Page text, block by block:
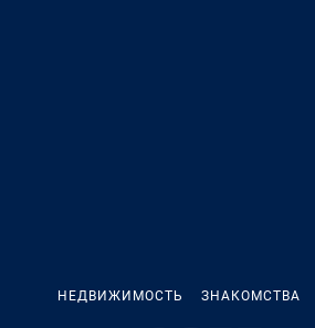
НЕДВИЖИМОСТЬ ЗНАКОМСТВА